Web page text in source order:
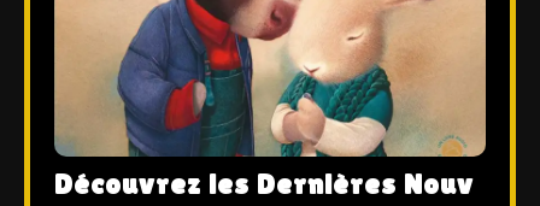
Découvrez les Dernières Nouv